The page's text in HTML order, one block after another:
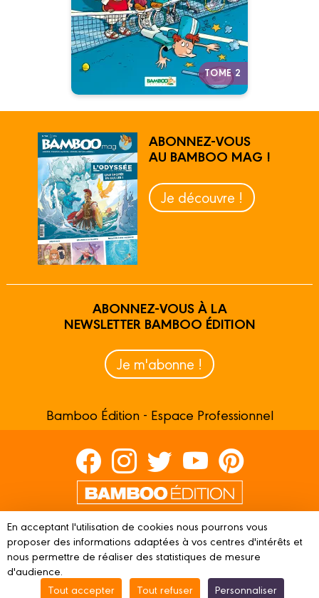
TOME 2
Autres tomes
ABONNEZ-VOUS
AU BAMBOO MAG !
Je découvre !
ABONNEZ-VOUS À LA
NEWSLETTER BAMBOO ÉDITION
Je m'abonne !
Bamboo Édition - Espace Professionnel
Contactez-nous
Devenir partenaire
© 2023 BAMBOO ÉDITION Mentions légales Conditions
En acceptant l'utilisation de cookies nous pourrons vous
proposer des informations adaptées à vos centres d'intérêts et
nous permettre de réaliser des statistiques de mesure
d'audience.
Tout accepter
Tout refuser Personnaliser